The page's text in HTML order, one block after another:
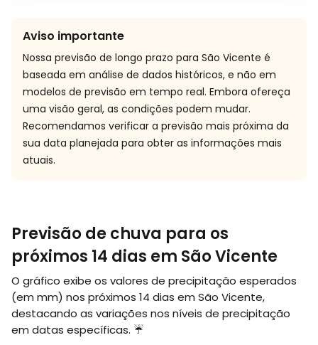
Aviso importante
Nossa previsão de longo prazo para São Vicente é
baseada em análise de dados históricos, e não em
modelos de previsão em tempo real. Embora ofereça
uma visão geral, as condições podem mudar.
Recomendamos verificar a previsão mais próxima da
sua data planejada para obter as informações mais
atuais.
Previsão de chuva para os
próximos 14 dias em São Vicente
O gráfico exibe os valores de precipitação esperados
(em mm) nos próximos 14 dias em São Vicente,
destacando as variações nos níveis de precipitação
em datas específicas. ☔